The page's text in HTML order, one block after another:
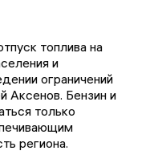
топлива на
и
ограничений
Аксенов. Бензин и
только
региона.